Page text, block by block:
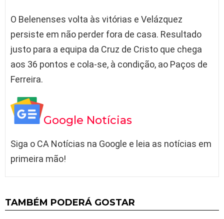
O Belenenses volta às vitórias e Velázquez
persiste em não perder fora de casa. Resultado
justo para a equipa da Cruz de Cristo que chega
aos 36 pontos e cola-se, à condição, ao Paços de
Ferreira.
Google Notícias
Siga o CA Notícias na Google e leia as notícias em
primeira mão!
TAMBÉM PODERÁ GOSTAR